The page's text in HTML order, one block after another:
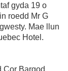
gyda 19 o
roedd Mr G
Mae llun
Hotel.
Cor Bargod